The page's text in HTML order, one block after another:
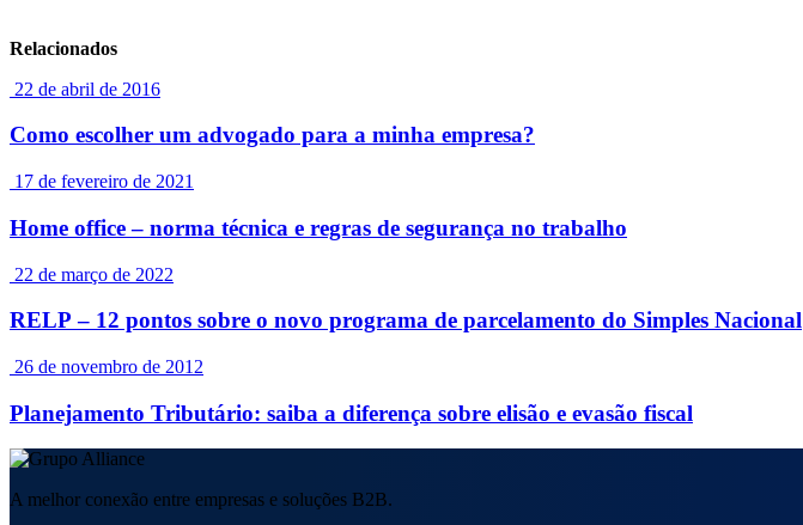
Relacionados
22 de abril de 2016
Como escolher um advogado para a minha empresa?
17 de fevereiro de 2021
Home office – norma técnica e regras de segurança no trabalho
22 de março de 2022
RELP – 12 pontos sobre o novo programa de parcelamento do Simples Nacional
26 de novembro de 2012
Planejamento Tributário: saiba a diferença sobre elisão e evasão fiscal
A melhor conexão entre empresas e soluções B2B.